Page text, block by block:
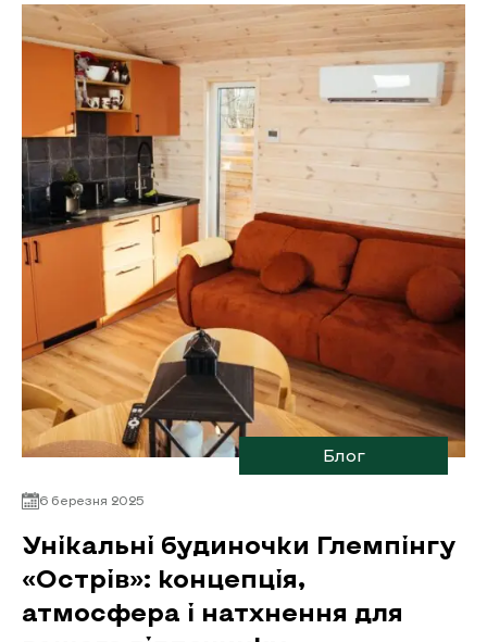
Блог
6 березня 2025
Унікальні будиночки Глемпінгу
«Острів»: концепція,
атмосфера і натхнення для